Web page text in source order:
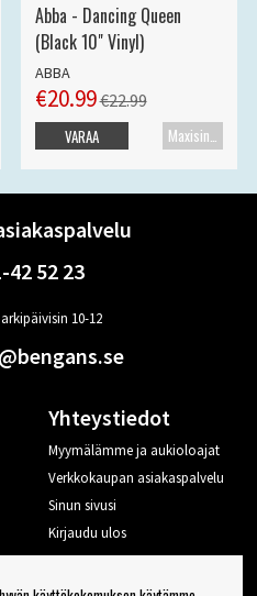
Abba - Dancing Queen
(Black 10" Vinyl)
ABBA
€20.99€22.99
Maxisingle
VARAA
42 52 23
10-12
Yhteystiedot
Myymälämme ja aukioloajat
Verkkokaupan asiakaspalvelu
Sinun sivusi
Kirjaudu ulos
Bengansilta